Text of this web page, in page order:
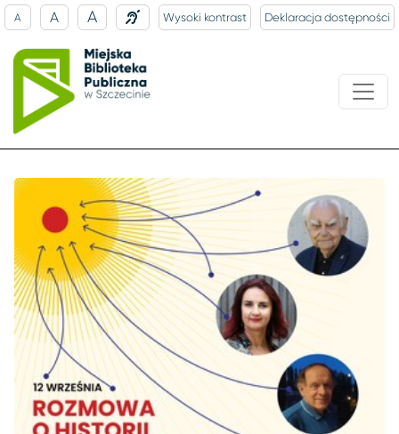
A A A Wysoki kontrast Deklaracja dostępności